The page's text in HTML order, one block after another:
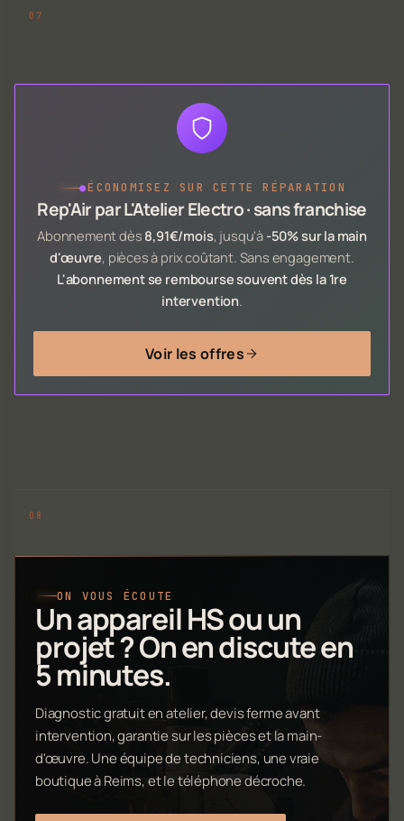
●ÉCONOMISEZ SUR CETTE RÉPARATION
Rep'Air par L'Atelier Electro · sans franchise
Abonnement dès 8,91€/mois, jusqu'à -50% sur la main
d'œuvre, pièces à prix coûtant. Sans engagement.
L'abonnement se rembourse souvent dès la 1re
intervention.
Voir les offres
ON VOUS ÉCOUTE
Un appareil HS ou un
projet ? On en discute en
5 minutes.
Diagnostic gratuit en atelier, devis ferme avant
intervention, garantie sur les pièces et la main-
d'œuvre. Une équipe de techniciens, une vraie
boutique à Reims, et le téléphone décroche.